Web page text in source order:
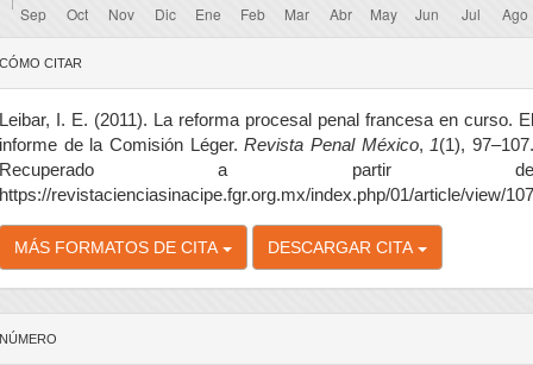
CÓMO CITAR
Leibar, I. E. (2011). La reforma procesal penal francesa en curso. El
informe de la Comisión Léger.Revista Penal México,1(1),
Recuperado a partir de
https://revistacienciasinacipe.fgr.org.mx/index.php/01/article/view/107
MÁS FORMATOS DE CITA DESCARGAR CITA
NÚMERO